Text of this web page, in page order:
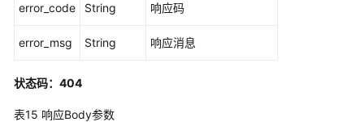
error_code String 响应码
error_msg String 响应消息
状态码：404
表15 响应Body参数